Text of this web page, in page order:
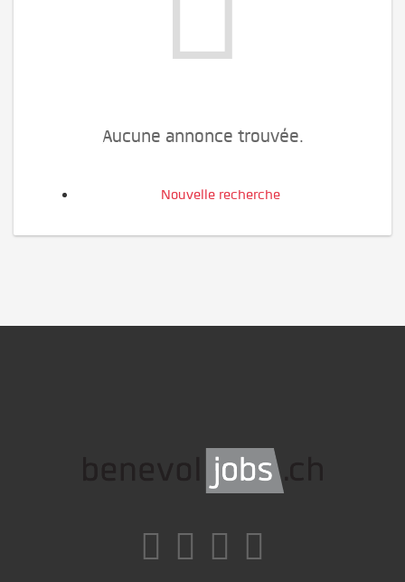
Aucune annonce trouvée.
Nouvelle recherche